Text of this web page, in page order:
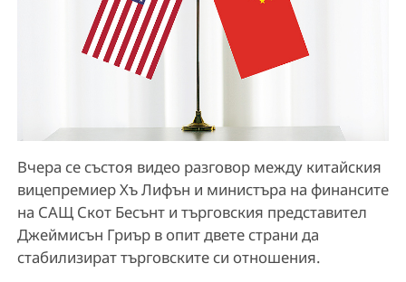
Вчера се състоя видео разговор между китайския
вицепремиер Хъ Лифън и министъра на финансите
на САЩ Скот Бесънт и търговския представител
Джеймисън Гриър в опит двете страни да
стабилизират търговските си отношения.